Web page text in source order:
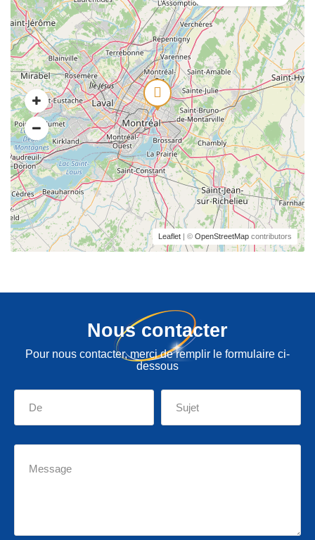
Leaflet | © OpenStreetMap contributors
Nous contacter
Pour nous contacter, merci de remplir le formulaire ci-
dessous